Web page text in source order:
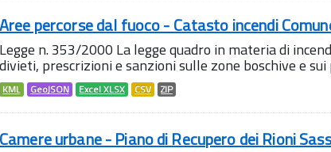
Aree percorse dal fuoco - Catasto incendi
Legge n. 353/2000 La legge quadro in materia di
divieti, prescrizioni e sanzioni sulle zone boschive e sui
KML GeoJSON Excel XLSX CSV ZIP
Camere urbane - Piano di Recupero dei Rioni